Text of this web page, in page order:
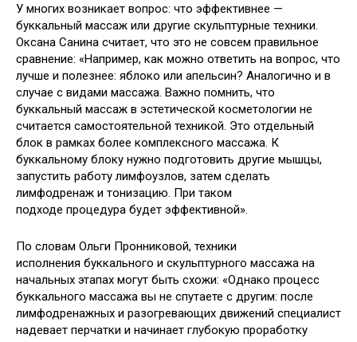
У многих возникает вопрос: что эффективнее —
буккальный массаж или другие скульптурные техники.
Оксана Санина считает, что это не совсем правильное
сравнение: «Например, как можно ответить на вопрос, что
лучше и полезнее: яблоко или апельсин? Аналогично и в
случае с видами массажа. Важно помнить, что
буккальный массаж в эстетической косметологии не
считается самостоятельной техникой. Это отдельный
блок в рамках более комплексного массажа. К
буккальному блоку нужно подготовить другие мышцы,
запустить работу лимфоузлов, затем сделать
лимфодренаж и тонизацию. При таком
подходе процедура будет эффективной».
По словам Ольги Пронниковой, техники
исполнения буккального и скульптурного массажа на
начальных этапах могут быть схожи: «Однако процесс
буккального массажа вы не спутаете с другим: после
лимфодренажных и разогревающих движений специалист
надевает перчатки и начинает глубокую проработку